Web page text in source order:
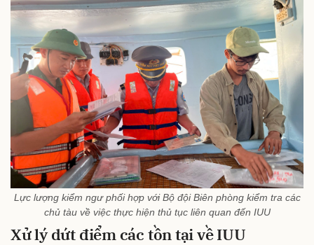
Lực lượng kiểm ngư phối hợp với Bộ đội Biên phòng kiểm tra các
chủ tàu về việc thực hiện thủ tục liên quan đến IUU
Xử lý dứt điểm các tồn tại về IUU